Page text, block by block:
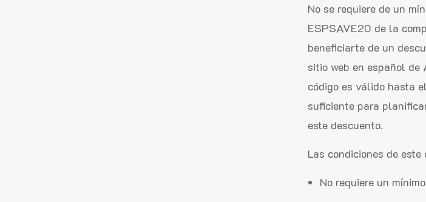
No se requiere de un
ESPSAVE20 de la
beneficiarte de un
sitio web en español
código es válido hasta
suficiente para
este descuento.
Las condiciones de
No requiere un